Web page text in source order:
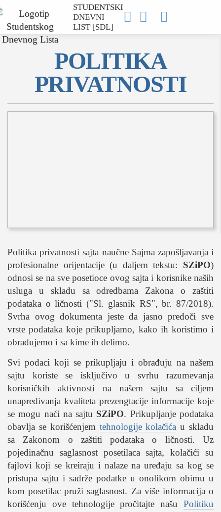
STUDENTSKI
DNEVNI
LIST [SDL]
  
MOJ SDL
košarka
rukomet
e-sport
ostali sportovi
zabava
muzika
putovanja
moda i stil
studenti
organizacije
konkursi
fakulteti
studentski život
zdravlje
it
kolumna
sdl podkast
POLITIKA
PRIVATNOSTI
Politika privatnosti sajta naučne Sajma zapošljavanja i
profesionalne orijentacije (u daljem tekstu: SZiPO)
odnosi se na sve posetioce ovog sajta i korisnike naših
usluga u skladu sa odredbama Zakona o zaštiti
podataka o ličnosti ("Sl. glasnik RS", br. 87/2018).
Svrha ovog dokumenta jeste da jasno predoči sve
vrste podataka koje prikupljamo, kako ih koristimo i
obrađujemo i sa kime ih delimo.
Svi podaci koji se prikupljaju i obrađuju na našem
sajtu koriste se isključivo u svrhu razumevanja
korisničkih aktivnosti na našem sajtu sa ciljem
unapređivanja kvaliteta prezengtacije informacije koje
se mogu naći na sajtu SZiPO. Prikupljanje podataka
obavlja se korišćenjem tehnologije kolačića u skladu
sa Zakonom o zaštiti podataka o ličnosti. Uz
pojedinačnu saglasnost posetilaca sajta, kolačići su
fajlovi koji se kreiraju i nalaze na uređaju sa kog se
pristupa sajtu i sadrže podatke u onolikom obimu u
kom posetilac pruži saglasnost. Za više informacija o
korišćenju ove tehnologije pročitajte našu Politiku